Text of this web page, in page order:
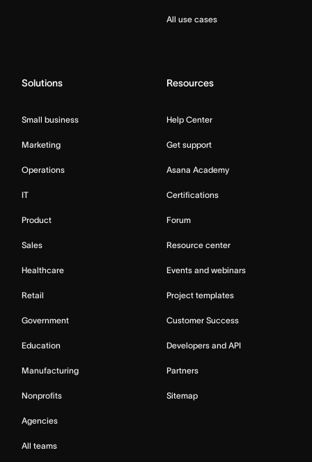
All use cases
Solutions
Small business
Marketing
Operations
IT
Product
Sales
Healthcare
Retail
Government
Education
Manufacturing
Nonprofits
Agencies
All teams
Resources
Help Center
Get support
Asana Academy
Certifications
Forum
Resource center
Events and webinars
Project templates
Customer Success
Developers and API
Partners
Sitemap